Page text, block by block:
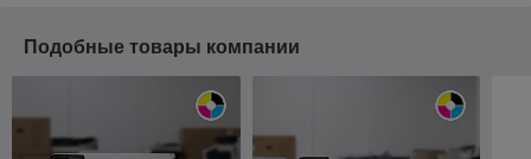
Подобные товары компании